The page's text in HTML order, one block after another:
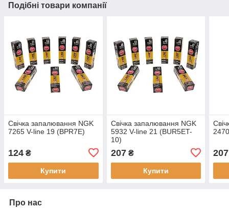
Подібні товари компанії
Свічка запалювання NGK
7265 V-line 19 (BPR7E)
124 ₴
Купити
Свічка запалювання NGK
5932 V-line 21 (BUR5ET-
10)
207₴
Купити
207
Про нас